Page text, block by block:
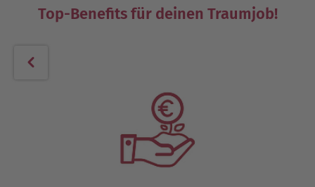
Top-Benefits für deinen Traumjob!